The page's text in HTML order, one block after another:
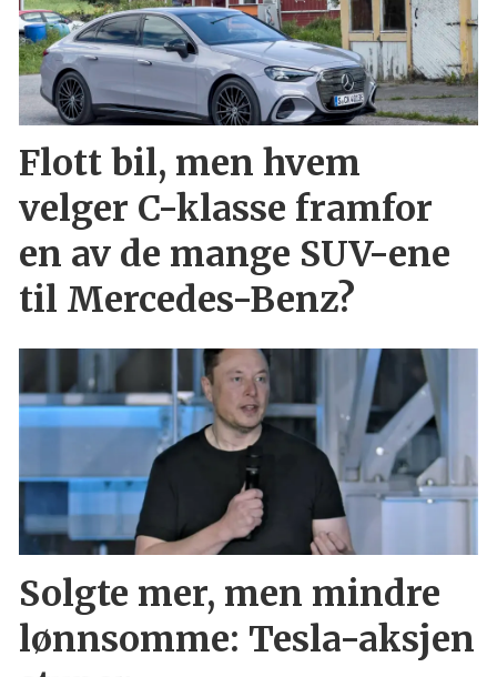
Flott bil, men hvem
velger C-klasse framfor
en av de mange SUV-ene
til Mercedes-Benz?
Solgte mer, men mindre
lønnsomme: Tesla-aksjen